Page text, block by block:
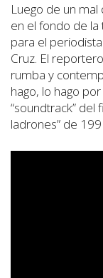
Luego de un
en el fondo de la
para el
Cruz. El
rumba y
hago, lo hago
“soundtrack” del
ladrones” de